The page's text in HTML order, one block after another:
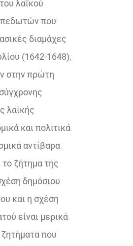
λαϊκού
που
διαμάχες
(1642-1648),
στην πρώτη
λαϊκής
και πολιτικά
αντίβαρα
ζήτημα της
δημόσιου
και η σχέση
είναι μερικά
ζητήματα που